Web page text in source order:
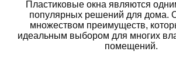
Пластиковые окна являются
популярных решений для дома.
множеством преимуществ,
идеальным выбором для многих
помещений.